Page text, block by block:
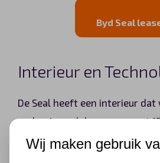
Byd Seal
Interieur en
De Seal heeft een interieur
gedomineerd door een groot
touchscreen
Wij maken gebruik